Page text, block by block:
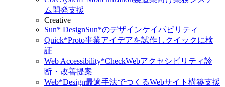
ム開発支援
Creative
Sun* DesignSun*のデザインケイパビリティ
Quick*Proto事業アイデアを試作しクイックに検
証
Web Accessibility*CheckWebアクセシビリティ診
断・改善提案
Web*Design最適手法でつくるWebサイト構築支援